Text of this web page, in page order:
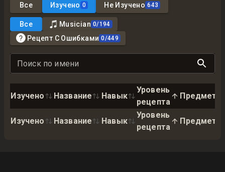
Все Изучено 0 Не Изучено 643
Все Musician 0/194
Рецепт С Ошибками 0/449
Поиск по имени
Изучено Название Навык
Уровень
рецепта
Предмет
Изучено Название Навык
Уровень
рецепта
Предмет